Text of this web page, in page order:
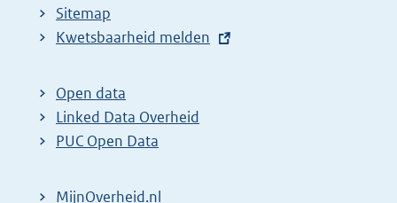
Sitemap
E
t
e
r
Kwetsbaarheid melden
Open data
Linked Data Overheid
PUC Open Data
MijnOverheid.nl